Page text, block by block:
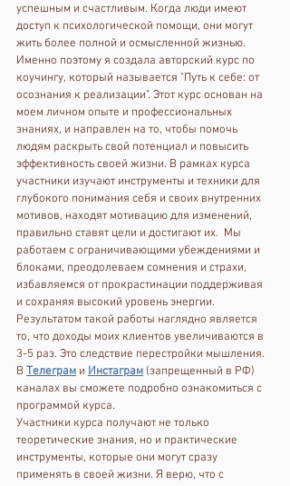
успешным и счастливым. Когда люди имеют
доступ к психологической помощи, они могут
жить более полной и осмысленной жизнью.
Именно поэтому я создала авторский курс по
коучингу, который называется "Путь к себе: от
осознания к реализации". Этот курс основан на
моем личном опыте и профессиональных
знаниях, и направлен на то, чтобы помочь
людям раскрыть свой потенциал и повысить
эффективность своей жизни. В рамках курса
участники изучают инструменты и техники для
глубокого понимания себя и своих внутренних
мотивов, находят мотивацию для изменений,
правильно ставят цели и достигают их.  Мы
работаем с ограничивающими убеждениями и
блоками, преодолеваем сомнения и страхи,
избавляемся от прокрастинации поддерживая
и сохраняя высокий уровень энергии.
Результатом такой работы наглядно является
то, что доходы моих клиентов увеличиваются в
3-5 раз. Это следствие перестройки мышления.
В Телеграм и Инстаграм (запрещенный в РФ)
каналах вы сможете подробно ознакомиться с
программой курса.
Участники курса получают не только
теоретические знания, но и практические
инструменты, которые они могут сразу
применять в своей жизни. Я верю, что с